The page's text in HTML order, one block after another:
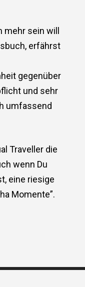
sein will
erfährst
gegenüber
und sehr
umfassend
Traveller die
wenn Du
eine riesige
Momente”.